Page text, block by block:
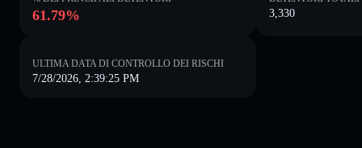
61.79% 3,330
ULTIMA DATA DI CONTROLLO DEI RISCHI
7/28/2026, 2:39:25 PM